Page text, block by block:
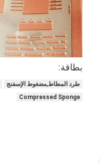
بطاقة:
طرد المطاط,مضغوط الإسفنج
Compressed Sponge